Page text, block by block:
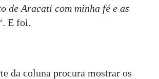
de Aracati com minha fé e as
E foi.
da coluna procura mostrar os